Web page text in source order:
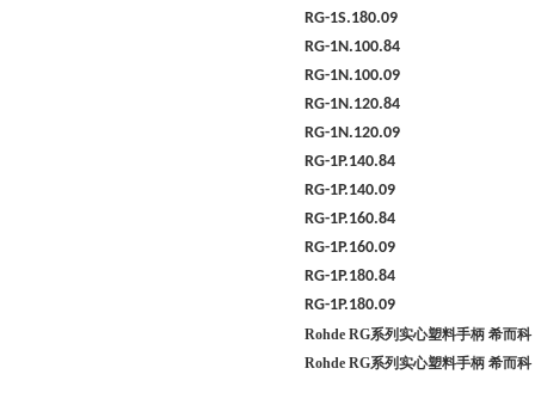
RG-1S.180.09
RG-1N.100.84
RG-1N.100.09
RG-1N.120.84
RG-1N.120.09
RG-1P.140.84
RG-1P.140.09
RG-1P.160.84
RG-1P.160.09
RG-1P.180.84
RG-1P.180.09
Rohde RG系列实心塑料手柄 希而科
Rohde RG系列实心塑料手柄 希而科